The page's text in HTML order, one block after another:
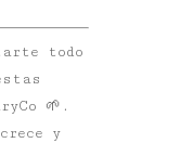
todo
🌱.
y